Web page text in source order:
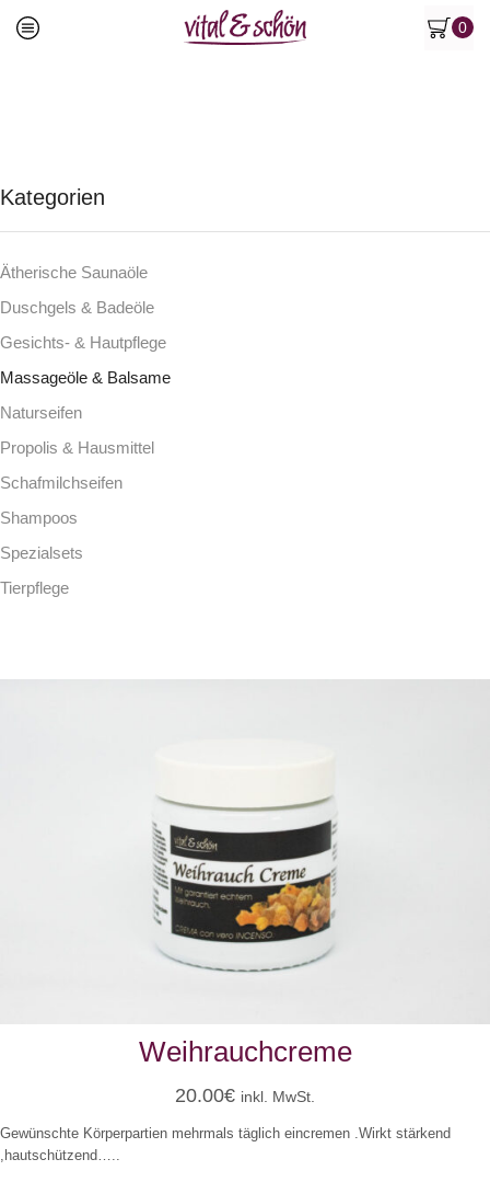
0
Kategorien
Ätherische Saunaöle
Duschgels & Badeöle
Gesichts- & Hautpflege
Massageöle & Balsame
Naturseifen
Propolis & Hausmittel
Schafmilchseifen
Shampoos
Spezialsets
Tierpflege
Weihrauchcreme
20.00€ inkl. MwSt.
Gewünschte Körperpartien mehrmals täglich eincremen .Wirkt stärkend
,hautschützend…..